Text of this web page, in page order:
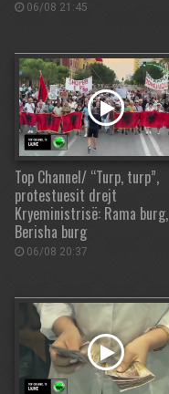
06/08 21:45
Top Channel/ “Turp, turp”,
protestuesit drejt
Kryeministrisë: Rama burg,
Berisha burg
06/08 20:37